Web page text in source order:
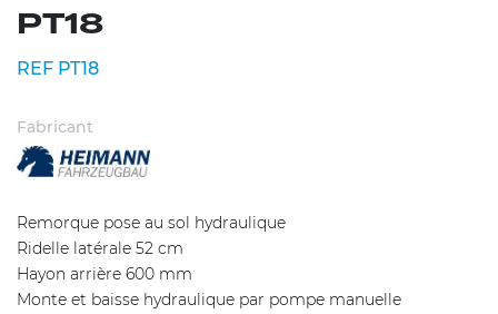
PT18
REF PT18
Fabricant
Remorque pose au sol hydraulique
Ridelle latérale 52 cm
Hayon arrière 600 mm
Monte et baisse hydraulique par pompe manuelle